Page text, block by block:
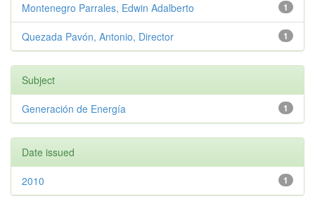
1
Montenegro Parrales, Edwin Adalberto
1
Quezada Pavón, Antonio, Director
Subject
1
Generación de Energía
Date issued
1
2010